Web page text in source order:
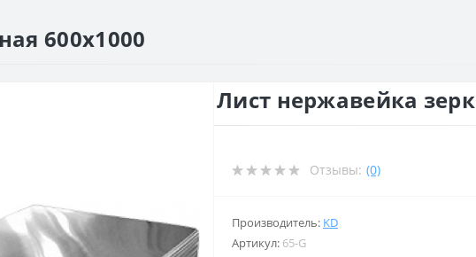
600х1000
Лист нержавейка
Отзывы: (0)
Производитель: KD
Артикул: 65-G